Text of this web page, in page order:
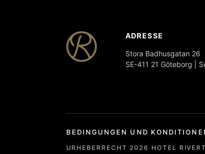
ADRESSE
Stora Badhusgatan 26
SE-411 21 Göteborg |
BEDINGUNGEN UND
URHEBERRECHT 2026 HOTEL